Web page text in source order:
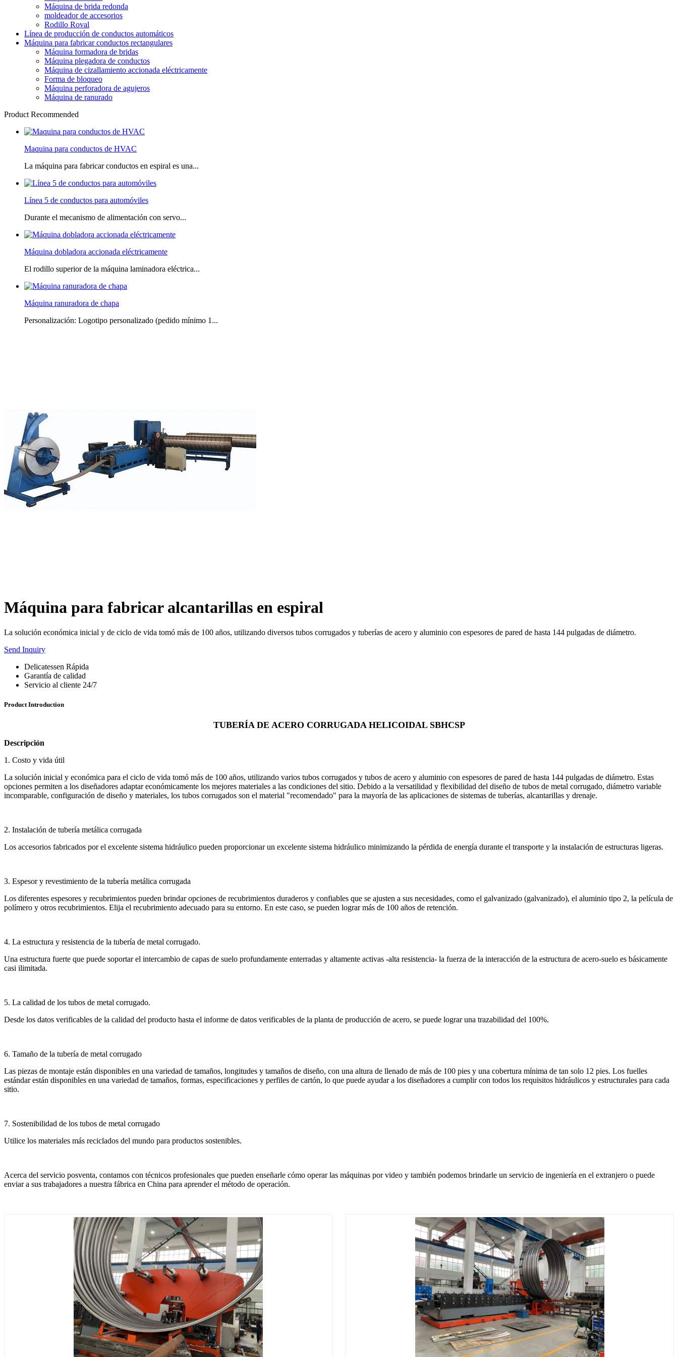
Máquina de brida redonda
moldeador de accesorios
Rodillo Roval
Línea de producción de conductos automáticos
Máquina para fabricar conductos rectangulares
Máquina formadora de bridas
Máquina plegadora de conductos
Máquina de cizallamiento accionada eléctricamente
Forma de bloqueo
Máquina perforadora de agujeros
Máquina de ranurado
Product Recommended
Maquina para conductos de HVAC
La máquina para fabricar conductos en espiral es una...
Línea 5 de conductos para automóviles
Durante el mecanismo de alimentación con servo...
Máquina dobladora accionada eléctricamente
El rodillo superior de la máquina laminadora eléctrica...
Máquina ranuradora de chapa
Personalización: Logotipo personalizado (pedido mínimo 1...
Máquina para fabricar alcantarillas en espiral
La solución económica inicial y de ciclo de vida tomó más de 100 años, utilizando diversos tubos corrugados y tuberías de acero y aluminio con espesores de pared de hasta 144 pulgadas de diámetro.
Send Inquiry
Delicatessen Rápida
Garantía de calidad
Servicio al cliente 24/7
Product Introduction
TUBERÍA DE ACERO CORRUGADA HELICOIDAL SBHCSP
Descripción
1. Costo y vida útil
La solución inicial y económica para el ciclo de vida tomó más de 100 años, utilizando varios tubos corrugados y tubos de acero y aluminio con espesores de pared de hasta 144 pulgadas de diámetro. Estas
opciones permiten a los diseñadores adaptar económicamente los mejores materiales a las condiciones del sitio. Debido a la versatilidad y flexibilidad del diseño de tubos de metal corrugado, diámetro variable
incomparable, configuración de diseño y materiales, los tubos corrugados son el material "recomendado" para la mayoría de las aplicaciones de sistemas de tuberías, alcantarillas y drenaje.
2. Instalación de tubería metálica corrugada
Los accesorios fabricados por el excelente sistema hidráulico pueden proporcionar un excelente sistema hidráulico minimizando la pérdida de energía durante el transporte y la instalación de estructuras ligeras.
3. Espesor y revestimiento de la tubería metálica corrugada
Los diferentes espesores y recubrimientos pueden brindar opciones de recubrimientos duraderos y confiables que se ajusten a sus necesidades, como el galvanizado (galvanizado), el aluminio tipo 2, la película de
polímero y otros recubrimientos. Elija el recubrimiento adecuado para su entorno. En este caso, se pueden lograr más de 100 años de retención.
4. La estructura y resistencia de la tubería de metal corrugado.
Una estructura fuerte que puede soportar el intercambio de capas de suelo profundamente enterradas y altamente activas -alta resistencia- la fuerza de la interacción de la estructura de acero-suelo es básicamente
casi ilimitada.
5. La calidad de los tubos de metal corrugado.
Desde los datos verificables de la calidad del producto hasta el informe de datos verificables de la planta de producción de acero, se puede lograr una trazabilidad del 100%.
6. Tamaño de la tubería de metal corrugado
Las piezas de montaje están disponibles en una variedad de tamaños, longitudes y tamaños de diseño, con una altura de llenado de más de 100 pies y una cobertura mínima de tan solo 12 pies. Los fuelles
estándar están disponibles en una variedad de tamaños, formas, especificaciones y perfiles de cartón, lo que puede ayudar a los diseñadores a cumplir con todos los requisitos hidráulicos y estructurales para cada
sitio.
7. Sostenibilidad de los tubos de metal corrugado
Utilice los materiales más reciclados del mundo para productos sostenibles.
Acerca del servicio posventa, contamos con técnicos profesionales que pueden enseñarle cómo operar las máquinas por video y también podemos brindarle un servicio de ingeniería en el extranjero o puede
enviar a sus trabajadores a nuestra fábrica en China para aprender el método de operación.